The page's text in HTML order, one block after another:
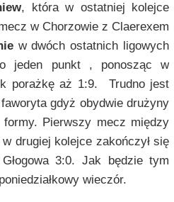
, która w ostatniej kolejce
w Chorzowie z Claerexem
w dwóch ostatnich ligowych
jeden punkt , ponosząc w
porażkę aż 1:9. Trudno jest
gdyż obydwie drużyny
Pierwszy mecz między
drugiej kolejce zakończył się
3:0. Jak będzie tym
wieczór.